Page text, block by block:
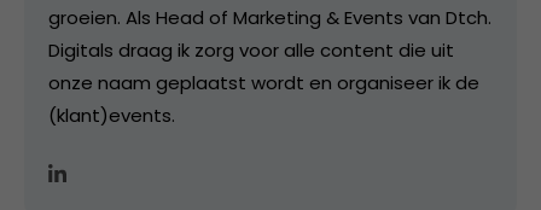
groeien. Als Head of Marketing & Events van Dtch.
Digitals draag ik zorg voor alle content die uit
onze naam geplaatst wordt en organiseer ik de
(klant)events.